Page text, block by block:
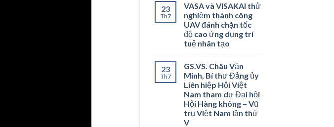
23
Th7
VASA và VISAKAI thử
nghiệm thành công
UAV đánh chặn tốc
độ cao ứng dụng trí
tuệ nhân tạo
23
Th7
GS.VS. Châu Văn
Minh, Bí thư Đảng ủy
Liên hiệp Hội Việt
Nam tham dự Đại hội
Hội Hàng không – Vũ
trụ Việt Nam lần thứ
V